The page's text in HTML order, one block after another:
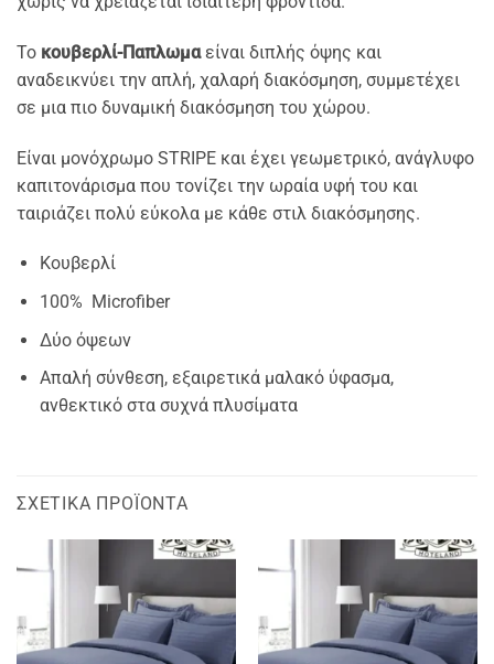
Το κουβερλί-Παπλωμαείναι διπλής όψης και
αναδεικνύει την απλή, χαλαρή διακόσμηση, συμμετέχει
σε μια πιο δυναμική διακόσμηση του χώρου.
Είναι μονόχρωμο STRIPE και έχει γεωμετρικό, ανάγλυφο
καπιτονάρισμα που τονίζει την ωραία υφή του και
ταιριάζει πολύ εύκολα με κάθε στιλ διακόσμησης.
Κουβερλί
100% Microfiber
Δύο όψεων
Απαλή σύνθεση, εξαιρετικά μαλακό ύφασμα,
ανθεκτικό στα συχνά πλυσίματα
ΣΧΕΤΙΚΆ ΠΡΟΪΌΝΤΑ